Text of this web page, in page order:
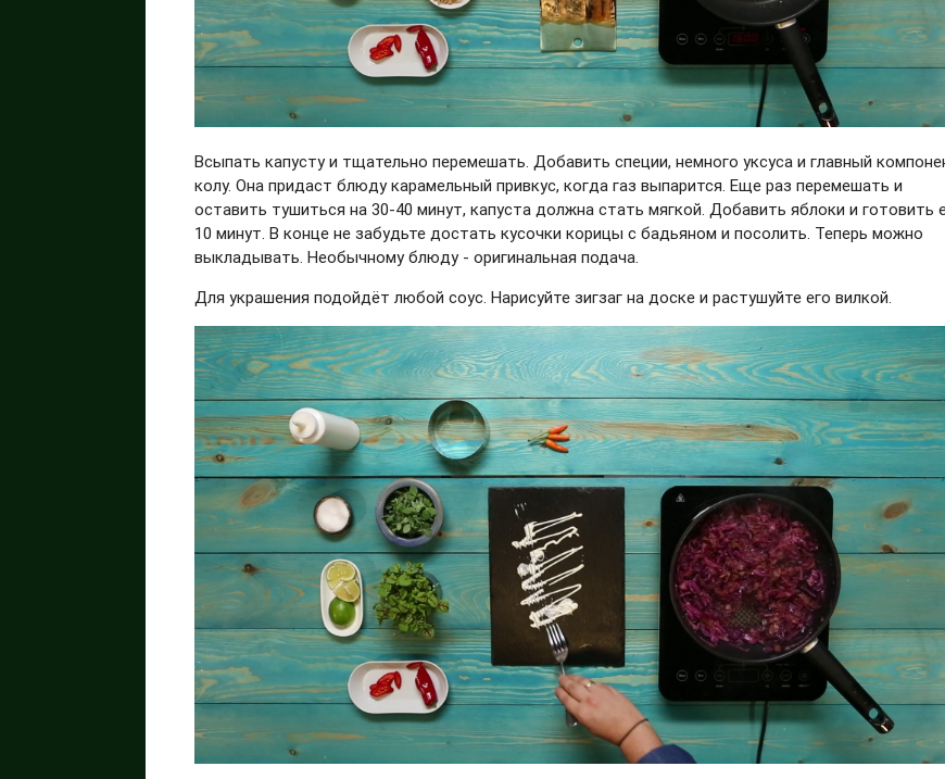
Всыпать капусту и тщательно перемешать. Добавить специи, немного уксуса и главный
колу. Она придаст блюду карамельный привкус, когда газ выпарится. Еще раз перемешать и
оставить тушиться на 30-40 минут, капуста должна стать мягкой. Добавить яблоки и готовить
10 минут. В конце не забудьте достать кусочки корицы с бадьяном и посолить. Теперь можно
выкладывать. Необычному блюду - оригинальная подача.
Для украшения подойдёт любой соус. Нарисуйте зигзаг на доске и растушуйте его вилкой.